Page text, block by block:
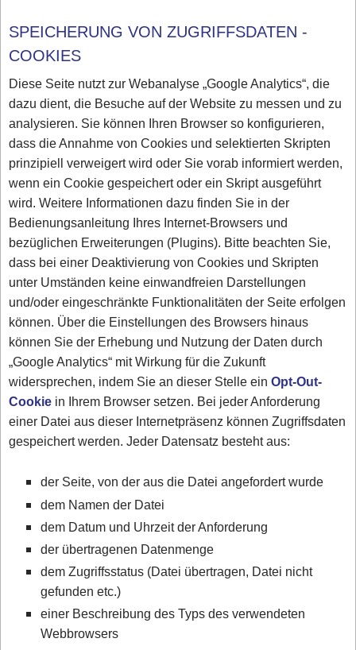
SPEICHERUNG VON ZUGRIFFSDATEN -
COOKIES
Diese Seite nutzt zur Webanalyse „Google Analytics“, die
dazu dient, die Besuche auf der Website zu messen und zu
analysieren. Sie können Ihren Browser so konfigurieren,
dass die Annahme von Cookies und selektierten Skripten
prinzipiell verweigert wird oder Sie vorab informiert werden,
wenn ein Cookie gespeichert oder ein Skript ausgeführt
wird. Weitere Informationen dazu finden Sie in der
Bedienungsanleitung Ihres Internet-Browsers und
bezüglichen Erweiterungen (Plugins). Bitte beachten Sie,
dass bei einer Deaktivierung von Cookies und Skripten
unter Umständen keine einwandfreien Darstellungen
und/oder eingeschränkte Funktionalitäten der Seite erfolgen
können. Über die Einstellungen des Browsers hinaus
können Sie der Erhebung und Nutzung der Daten durch
„Google Analytics“ mit Wirkung für die Zukunft
widersprechen, indem Sie an dieser Stelle einOpt-Out-
Cookie in Ihrem Browser setzen. Bei jeder Anforderung
einer Datei aus dieser Internetpräsenz können Zugriffsdaten
gespeichert werden. Jeder Datensatz besteht aus:
der Seite, von der aus die Datei angefordert wurde
dem Namen der Datei
dem Datum und Uhrzeit der Anforderung
der übertragenen Datenmenge
dem Zugriffsstatus (Datei übertragen, Datei nicht
gefunden etc.)
einer Beschreibung des Typs des verwendeten
Webbrowsers